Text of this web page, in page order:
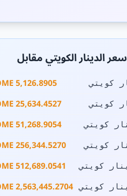
سعر الدينار الكويتي مقابل
5,126.8905 BOME
25,634.4527 BOME
51,268.9054 BOME
256,344.5270 BOME
512,689.0541 BOME
2,563,445.2704 BOME